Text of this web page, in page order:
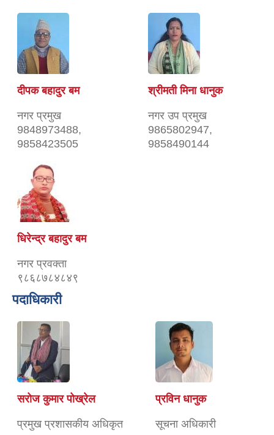
दीपक बहादुर बम
नगर प्रमुख
9848973488,
9858423505
श्रीमती मिना धानुक
नगर उप प्रमुख
9865802947,
9858490144
धिरेन्द्र बहादुर बम
नगर प्रवक्ता
९८६८७८४८४९
पदाधिकारी
सरोज कुमार पोख्रेल
प्रमुख प्रशासकीय अधिकृत
प्रविन धानुक
सूचना अधिकारी